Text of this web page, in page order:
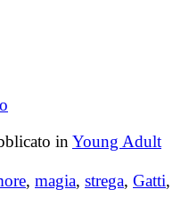
in Young Adult
, magia, strega, Gatti,